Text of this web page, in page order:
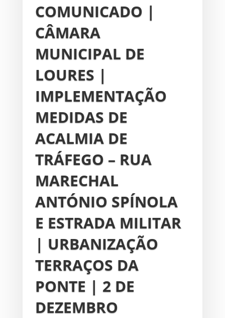
COMUNICADO |
CÂMARA
MUNICIPAL DE
LOURES |
IMPLEMENTAÇÃO
MEDIDAS DE
ACALMIA DE
TRÁFEGO – RUA
MARECHAL
ANTÓNIO SPÍNOLA
E ESTRADA MILITAR
| URBANIZAÇÃO
TERRAÇOS DA
PONTE | 2 DE
DEZEMBRO